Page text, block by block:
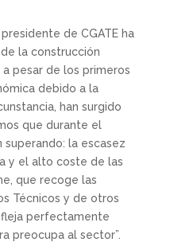
, presidente de CGATE ha
la construcción
pesar de los primeros
debido a la
han surgido
que durante el
la escasez
y el alto coste de las
que recoge las
Técnicos y de otros
perfectamente
preocupa al sector”.